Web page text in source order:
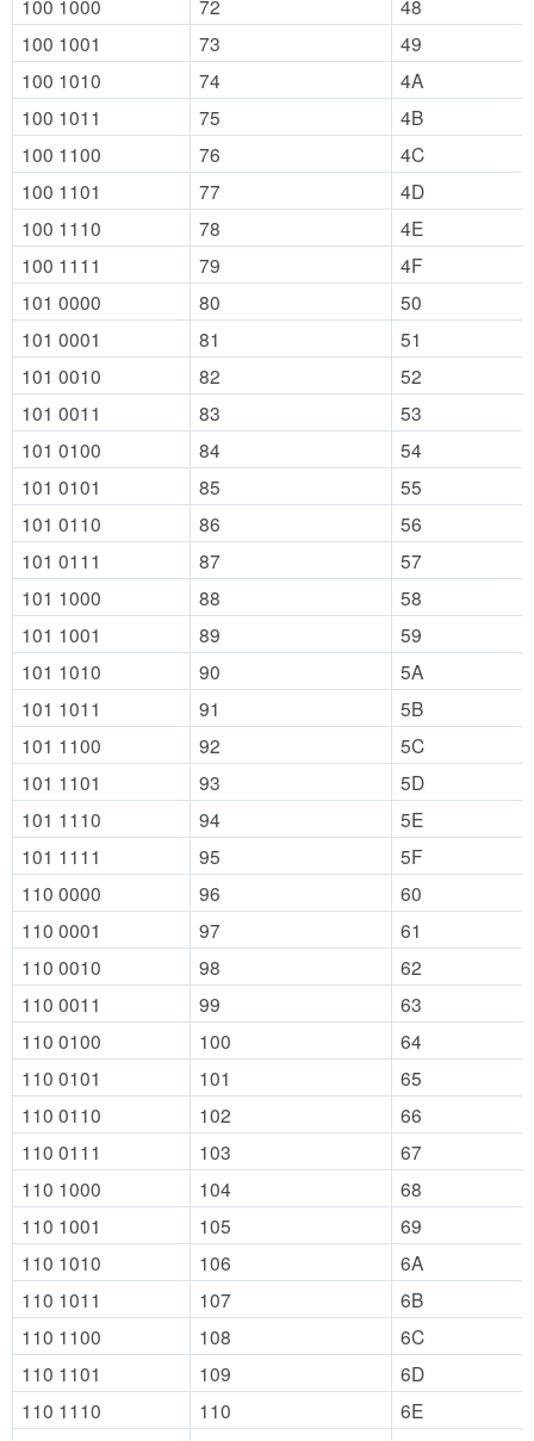
100 1000 72
48
100 1001
73
49
100 1010
74
4A
100 1011
75
4B
100 1100
76
4C
100 1101
77
4D
100 1110
78
4E
100 1111
79
4F
101 0000
80
50
101 0001
81
51
101 0010
82
52
101 0011
83
53
101 0100
84
54
101 0101
85
55
101 0110
86
56
101 0111
87
57
101 1000
88
58
101 1001
89
59
101 1010
90
5A
101 1011
91
5B
101 1100
92
5C
101 1101
93
5D
101 1110
94
5E
101 1111
95
5F
110 0000
96
60
110 0001
97
61
110 0010
98
62
110 0011
99
63
110 0100
100
64
110 0101
101
65
110 0110
102
66
110 0111
103
67
110 1000
104
68
110 1001
105
69
110 1010
106
6A
110 1011
107
6B
110 1100
108
6C
110 1101
109
6D
110 1110
110
6E